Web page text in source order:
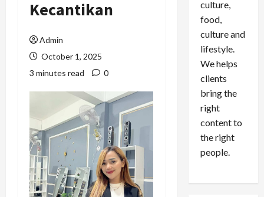
Kecantikan
Admin
October 1, 2025
3 minutes read
0
culture,
food,
culture and
lifestyle.
We helps
clients
bring the
right
content to
the right
people.